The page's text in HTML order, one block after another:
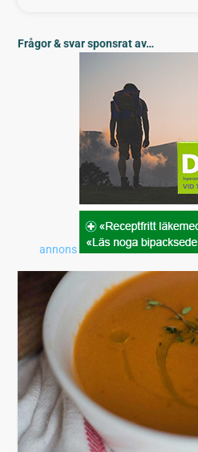
Frågor & svar sponsrat av…
annons